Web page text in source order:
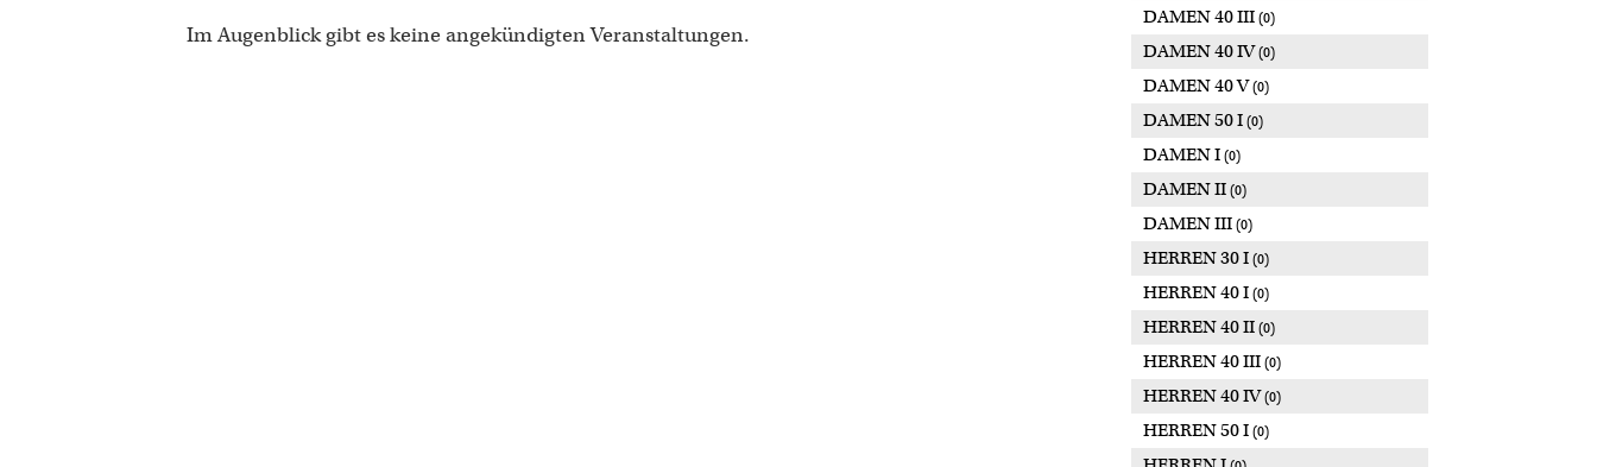
Im Augenblick gibt es keine angekündigten Veranstaltungen.
DAMEN 40 III (0)
DAMEN 40 IV(0)
DAMEN 40 V(0)
DAMEN 50 I (0)
DAMEN I (0)
DAMEN II (0)
DAMEN III (0)
HERREN 30 I (0)
HERREN 40 I (0)
HERREN 40 II (0)
HERREN 40 III (0)
HERREN 40 IV(0)
HERREN 50 I (0)